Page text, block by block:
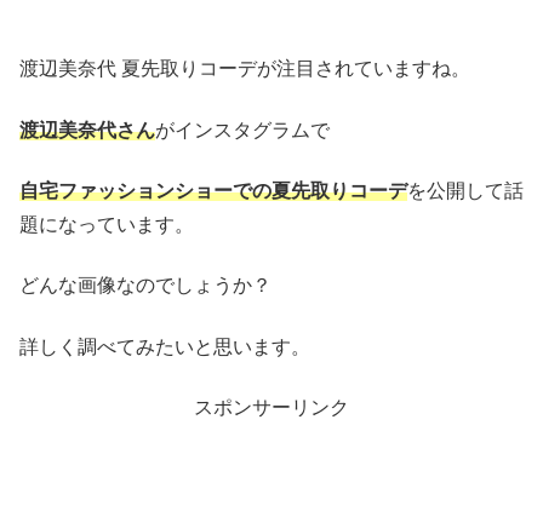
渡辺美奈代 夏先取りコーデが注目されていますね。
渡辺美奈代さんがインスタグラムで
自宅ファッションショーでの夏先取りコーデを公開して話
題になっています。
どんな画像なのでしょうか？
詳しく調べてみたいと思います。
スポンサーリンク